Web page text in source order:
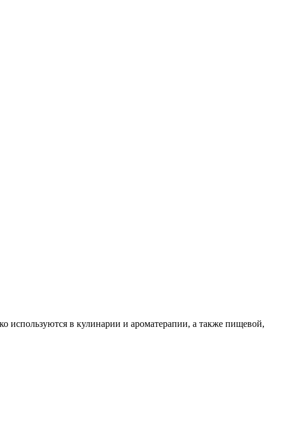
используются в кулинарии и ароматерапии, а также пищевой,